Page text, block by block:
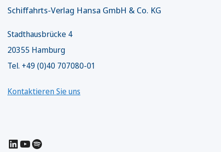
Schiffahrts-Verlag Hansa GmbH & Co. KG
Stadthausbrücke 4
20355 Hamburg
Tel. +49 (0)40 707080-01
Kontaktieren Sie uns
LinkedIn
YouTube
Spotify